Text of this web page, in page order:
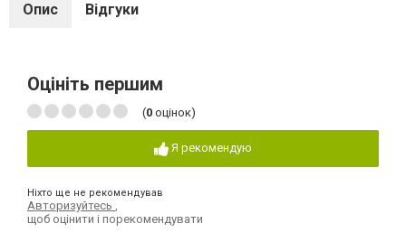
Опис Відгуки
Оцініть першим
(0 оцінок)
Я рекомендую
Ніхто ще не рекомендував
Авторизуйтесь
щоб оцінити і порекомендувати